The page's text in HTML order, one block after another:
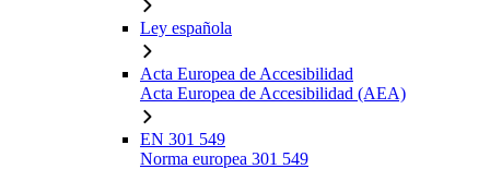
Ley española
Acta Europea de Accesibilidad
Acta Europea de Accesibilidad (AEA)
EN 301 549
Norma europea 301 549